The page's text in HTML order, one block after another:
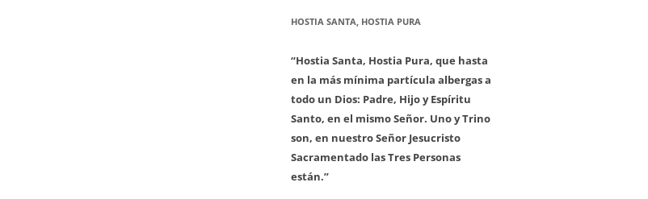
HOSTIA SANTA, HOSTIA PURA
“Hostia Santa, Hostia Pura, que hasta
en la más mínima partícula albergas a
todo un Dios: Padre, Hijo y Espíritu
Santo, en el mismo Señor. Uno y Trino
son, en nuestro Señor Jesucristo
Sacramentado las Tres Personas
están.”